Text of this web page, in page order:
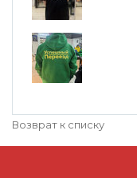
Возврат к списку